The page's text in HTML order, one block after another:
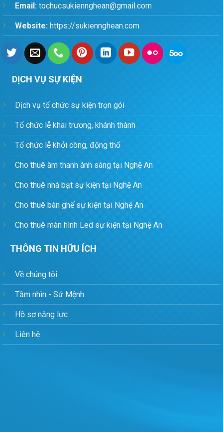
Email: tochucsukiennghean@gmail.com
Website: https://sukiennghean.com
DỊCH VỤ SỰ KIỆN
Dịch vụ tổ chức sự kiện trọn gói
Tổ chức lễ khai trương, khánh thành
Tổ chức lễ khởi công, động thổ
Cho thuê âm thanh ánh sáng tại Nghệ An
Cho thuê nhà bạt sự kiện tại Nghệ An
Cho thuê bàn ghế sự kiện tại Nghệ An
Cho thuê màn hình Led sự kiện tại Nghệ An
THÔNG TIN HỮU ÍCH
Về chúng tôi
Tầm nhìn - Sứ Mệnh
Hồ sơ năng lực
Liên hệ